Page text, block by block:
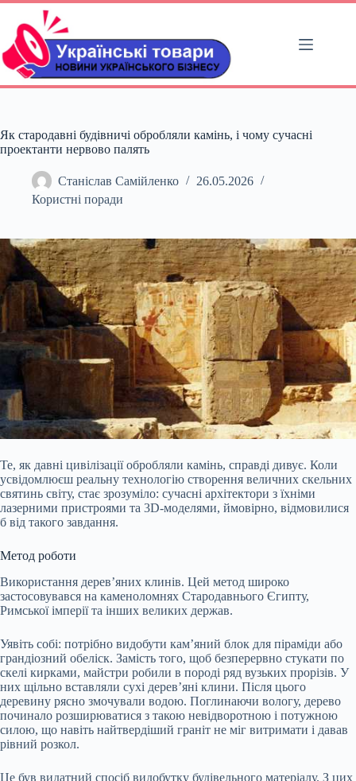
Перейти
вмісту
Як стародавні будівничі обробляли камінь, і чому сучасні
проектанти нервово палять
Станіслав Самійленко
26.05.2026
Користні поради
Те, як давні цивілізації обробляли камінь, справді дивує. Коли
усвідомлюєш реальну технологію створення величних скельних
святинь світу, стає зрозуміло: сучасні архітектори з їхніми
лазерними пристроями та 3D-моделями, ймовірно, відмовилися
б від такого завдання.
Метод роботи
Використання дерев’яних клинів. Цей метод широко
застосовувався на каменоломнях Стародавнього Єгипту,
Римської імперії та інших великих держав.
Уявіть собі: потрібно видобути кам’яний блок для піраміди або
грандіозний обеліск. Замість того, щоб безперервно стукати по
скелі кирками, майстри робили в породі ряд вузьких прорізів. У
них щільно вставляли сухі дерев’яні клини. Після цього
деревину рясно змочували водою. Поглинаючи вологу, дерево
починало розширюватися з такою невідворотною і потужною
силою, що навіть найтвердіший граніт не міг витримати і давав
рівний розкол.
Це був видатний спосіб видобутку будівельного матеріалу. З цих